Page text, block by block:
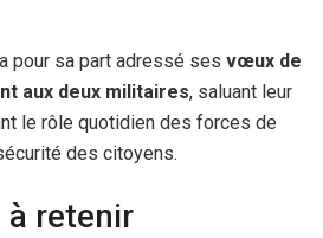
pour sa part adressé ses vœux de
aux deux militaires, saluant leur
le rôle quotidien des forces de
des citoyens.
à retenir